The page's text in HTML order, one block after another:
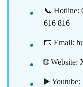
📞 Hotline:
616 816
📧 Email:
🌐 Website:
▶️ Youtube: